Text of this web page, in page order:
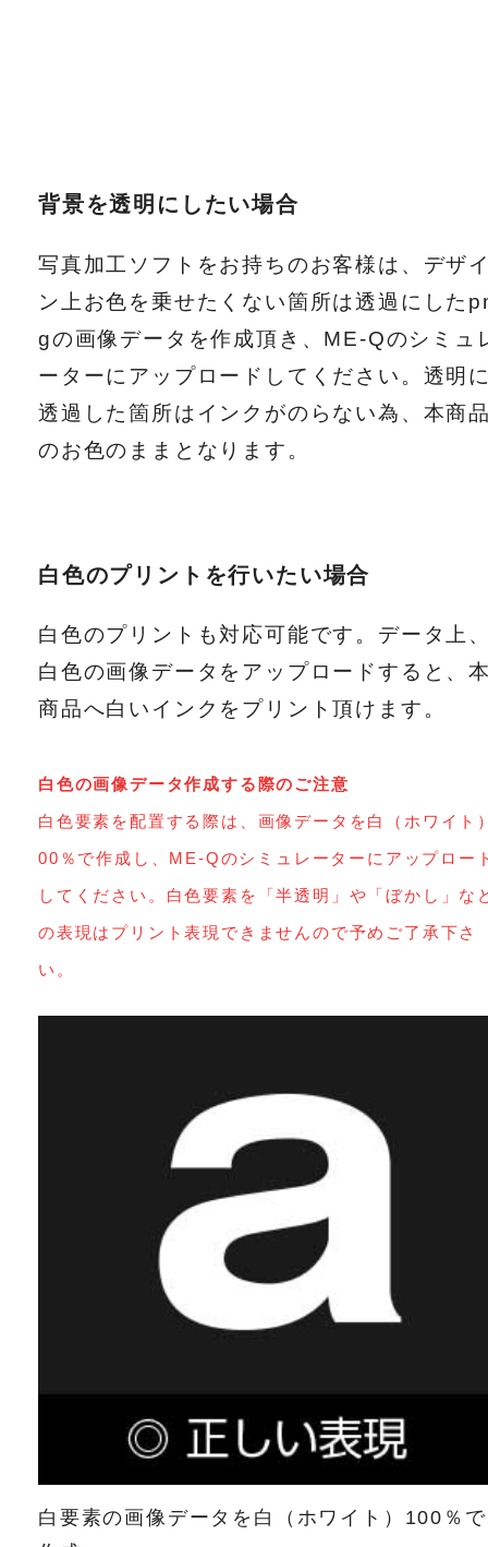
背景を透明にしたい場合
写真加工ソフトをお持ちのお客様は、デザ
ン上お色を乗せたくない箇所は透過にした
gの画像データを作成頂き、ME-Qのシミュ
ーターにアップロードしてください。透明
透過した箇所はインクがのらない為、本商
のお色のままとなります。
白色のプリントを行いたい場合
白色のプリントも対応可能です。データ上
白色の画像データをアップロードすると、
商品へ白いインクをプリント頂けます。
白色の画像データ作成する際のご注意
白色要素を配置する際は、画像データを白（ホワイト
00％で作成し、ME-Qのシミュレーターにアップロー
してください。白色要素を「半透明」や「ぼかし」な
の表現はプリント表現できませんので予めご了承下さ
い。
白要素の画像データを白（ホワイト）100％で